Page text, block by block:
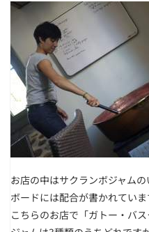
お店の中はサクランボジャム
ボードには配合が書かれていま
こちらのお店で「ガトー・バ